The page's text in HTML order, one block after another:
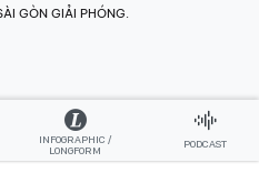
GÒN GIẢI PHÓNG.
INFOGRAPHIC /
LONGFORM
PODCAST